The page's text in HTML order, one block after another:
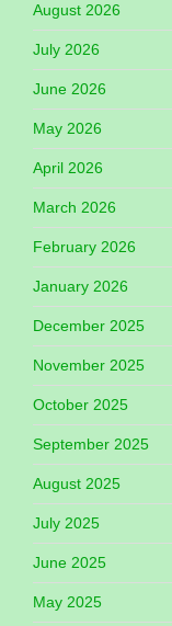
August 2026
July 2026
June 2026
May 2026
April 2026
March 2026
February 2026
January 2026
December 2025
November 2025
October 2025
September 2025
August 2025
July 2025
June 2025
May 2025